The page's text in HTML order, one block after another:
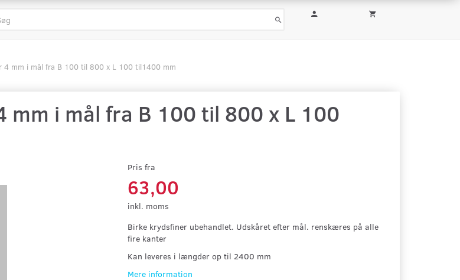
4 mm i mål fra B 100 til 800 x L 100 til1400 mm
i mål fra B 100 til 800 x L 100
Pris fra
63,00
inkl. moms
Birke krydsfiner ubehandlet. Udskåret efter mål. renskæres på alle
fire kanter
Kan leveres i længder op til 2400 mm
Mere information